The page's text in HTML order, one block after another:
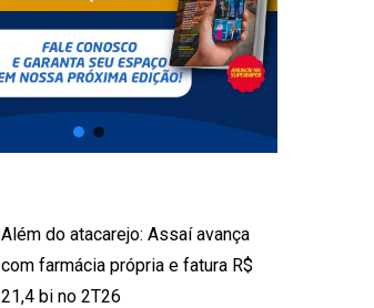
Além do atacarejo: Assaí avança
com farmácia própria e fatura R$
21,4 bi no 2T26